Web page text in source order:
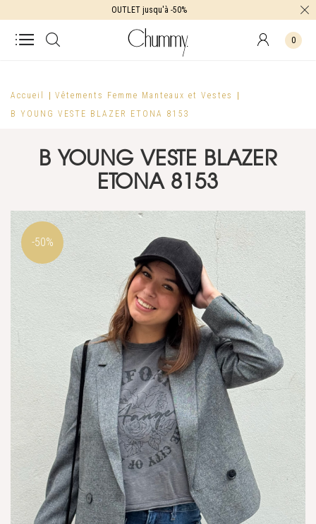
OUTLET jusqu'à -50%
0
Accueil Vêtements Femme Manteaux et Vestes
B YOUNG VESTE BLAZER ETONA 8153
B YOUNG VESTE BLAZER
ETONA 8153
-50%